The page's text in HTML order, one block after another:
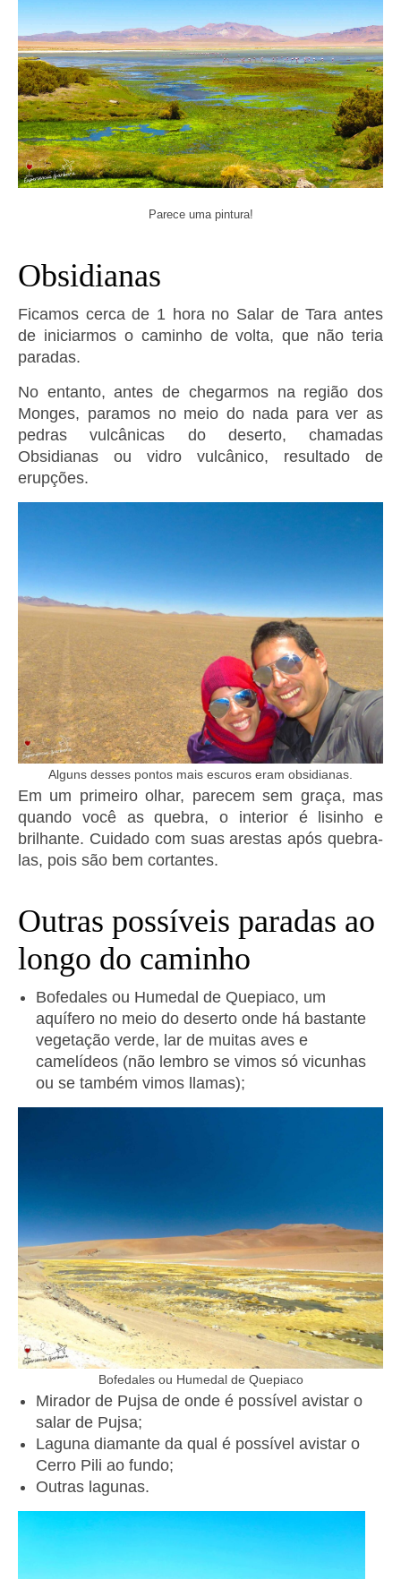
Parece uma pintura!
Obsidianas
Ficamos cerca de 1 hora no Salar de Tara antes
de iniciarmos o caminho de volta, que não teria
paradas.
No entanto, antes de chegarmos na região dos
Monges, paramos no meio do nada para ver as
pedras vulcânicas do deserto, chamadas
Obsidianas ou vidro vulcânico, resultado de
erupções.
Alguns desses pontos mais escuros eram obsidianas.
Em um primeiro olhar, parecem sem graça, mas
quando você as quebra, o interior é lisinho e
brilhante. Cuidado com suas arestas após quebra-
las, pois são bem cortantes.
Outras possíveis paradas ao
longo do caminho
Bofedales ou Humedal de Quepiaco, um
aquífero no meio do deserto onde há bastante
vegetação verde, lar de muitas aves e
camelídeos (não lembro se vimos só vicunhas
ou se também vimos llamas);
Bofedales ou Humedal de Quepiaco
Mirador de Pujsa de onde é possível avistar o
salar de Pujsa;
Laguna diamante da qual é possível avistar o
Cerro Pili ao fundo;
Outras lagunas.